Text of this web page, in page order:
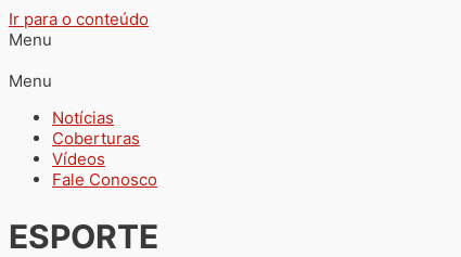
Ir para o conteúdo
Menu
Menu
Notícias
Coberturas
Vídeos
Fale Conosco
ESPORTE